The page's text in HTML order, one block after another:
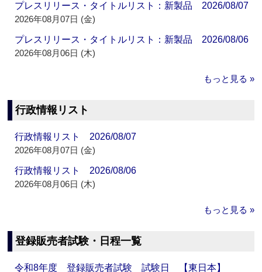
プレスリリース・タイトルリスト：新製品 2026/08/07
2026年08月07日 (金)
プレスリリース・タイトルリスト：新製品 2026/08/06
2026年08月06日 (木)
もっと見る »
行政情報リスト
行政情報リスト 2026/08/07
2026年08月07日 (金)
行政情報リスト 2026/08/06
2026年08月06日 (木)
もっと見る »
登録販売者試験・日程一覧
令和8年度 登録販売者試験 試験日 【東日本】